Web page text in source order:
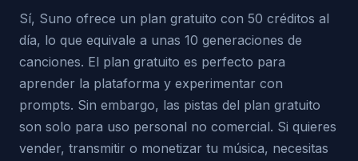
Sí, Suno ofrece un plan gratuito con 50 créditos al
día, lo que equivale a unas 10 generaciones de
canciones. El plan gratuito es perfecto para
aprender la plataforma y experimentar con
prompts. Sin embargo, las pistas del plan gratuito
son solo para uso personal no comercial. Si quieres
vender, transmitir o monetizar tu música, necesitas